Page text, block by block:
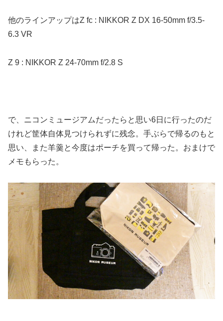
他のラインアップはZ fc : NIKKOR Z DX 16-50mm f/3.5-
6.3 VR
Z 9 : NIKKOR Z 24-70mm f/2.8 S
で、ニコンミュージアムだったらと思い6日に行ったのだ
けれど筐体自体見つけられずに残念。手ぶらで帰るのもと
思い、また羊羹と今度はポーチを買って帰った。おまけで
メモもらった。